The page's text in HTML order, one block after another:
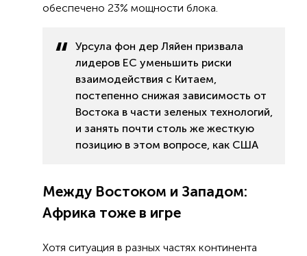
обеспечено 23% мощности блока.
Урсула фон дер Ляйен призвала
лидеров ЕС уменьшить риски
взаимодействия с Китаем,
постепенно снижая зависимость от
Востока в части зеленых технологий,
и занять почти столь же жесткую
позицию в этом вопросе, как США
Между Востоком и Западом:
Африка тоже в игре
Хотя ситуация в разных частях континента